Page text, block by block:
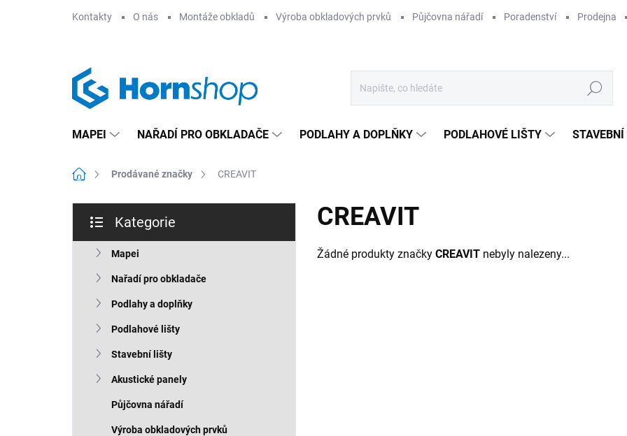
Kontakty O nás Montáže obkladů Výroba obkladových prvků Půjčovna nářadí Poradenství Prodejna
Hledat
MAPEI NAŘADÍ PRO OBKLADAČE PODLAHY A DOPLŇKY PODLAHOVÉ LIŠTY
Domů Prodávané značky CREAVIT
s
kategorie
Kategorie
Mapei
Nařadí pro obkladače
Podlahy a doplňky
Podlahové lišty
Stavební lišty
Akustické panely
Půjčovna nářadí
Výroba obkladových prvků
CREAVIT
Žádné produkty značky CREAVIT nebyly nalezeny...